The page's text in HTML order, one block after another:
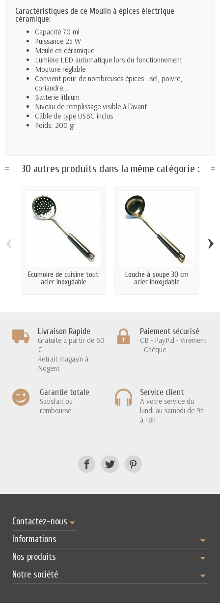
Caractéristiques de ce Moulin à épices électrique
céramique:
Capacité 70 ml
Puissance 25 W
Meule en céramique
Lumière LED automatique lors du fonctionnement
Mouture réglable
Convient pour de nombreuses épices : sel, poivre,
coriandre...
Batterie lithium
Niveau de remplissage visible à l’avant
Câble de type USBC inclus
Poids: 200 gr
30 autres produits dans la même catégorie :
Ecumoire de cuisine tout
acier inoxydable
Louche à soupe 30 cm
acier inoxydable
‹ ›
Livraison Rapide
Gratuite à partir de 60
€
Retrait magasin à
Nogent
Paiement sécurisé
CB - PayPal - Virement
- Chèque
Garantie totale
Satisfait ou
remboursé
Service client
A votre service du
lundi au samedi de 9h
à 18h
Contactez-nous
Informations
Nos produits
Notre société